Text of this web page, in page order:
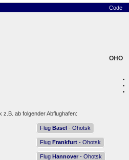
Code
OHO
z.B. ab folgender Abflughafen:
Flug Basel - Ohotsk
Flug Frankfurt - Ohotsk
Flug Hannover - Ohotsk